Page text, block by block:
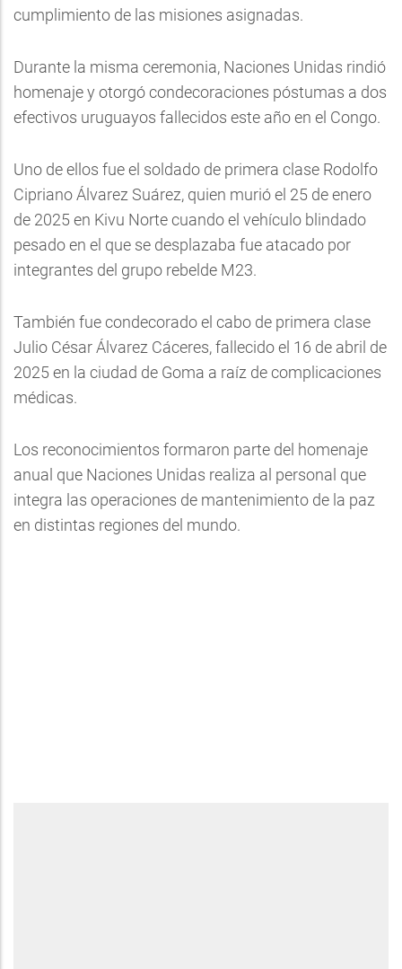
cumplimiento de las misiones asignadas.
Durante la misma ceremonia, Naciones Unidas rindió
homenaje y otorgó condecoraciones póstumas a dos
efectivos uruguayos fallecidos este año en el Congo.
Uno de ellos fue el soldado de primera clase Rodolfo
Cipriano Álvarez Suárez, quien murió el 25 de enero
de 2025 en Kivu Norte cuando el vehículo blindado
pesado en el que se desplazaba fue atacado por
integrantes del grupo rebelde M23.
También fue condecorado el cabo de primera clase
Julio César Álvarez Cáceres, fallecido el 16 de abril de
2025 en la ciudad de Goma a raíz de complicaciones
médicas.
Los reconocimientos formaron parte del homenaje
anual que Naciones Unidas realiza al personal que
integra las operaciones de mantenimiento de la paz
en distintas regiones del mundo.